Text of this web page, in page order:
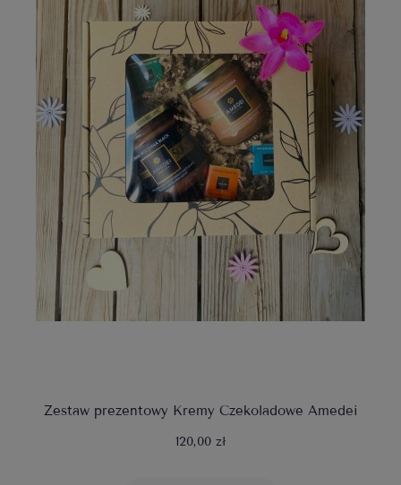
Zestaw prezentowy Kremy Czekoladowe Amedei
120,00 zł